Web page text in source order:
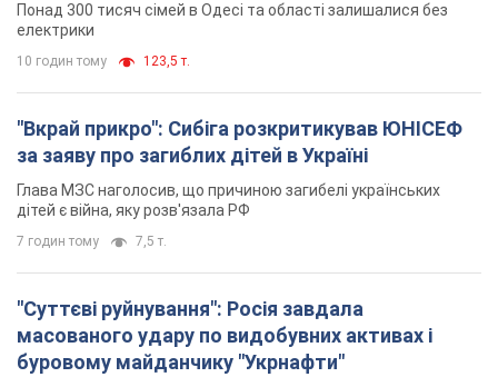
Понад 300 тисяч сімей в Одесі та області залишалися без
електрики
10 годин тому 123,5 т.
"Вкрай прикро": Сибіга розкритикував ЮНІСЕФ
за заяву про загиблих дітей в Україні
Глава МЗС наголосив, що причиною загибелі українських
дітей є війна, яку розв'язала РФ
7 годин тому 7,5 т.
"Суттєві руйнування": Росія завдала
масованого удару по видобувних активах і
буровому майданчику "Укрнафти"